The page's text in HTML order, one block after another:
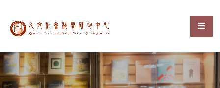
中央研究院人文社會科選
:::